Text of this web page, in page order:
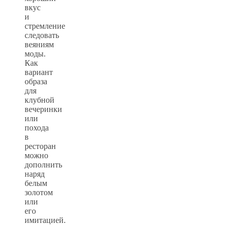
вкус
и
стремление
следовать
веяниям
моды.
Как
вариант
образа
для
клубной
вечеринки
или
похода
в
ресторан
можно
дополнить
наряд
белым
золотом
или
его
имитацией.